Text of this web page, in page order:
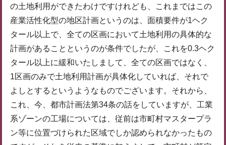
の土地利用ができたわけですけれども、これまではこの
産業活性化型の地区計画というのは、面積要件が1ヘク
タール以上で、全ての区画において土地利用の具体的な
計画があることというのが条件でしたが、これを0.3ヘク
タール以上に緩和いたしまして、全ての区画ではなく、
1区画のみで土地利用計画が具体化していれば、それで
よしとするというようなものでございます。それから、
これ、今、都市計画法第34条の話をしていますが、工業
系ゾーンの工場については、従前は市町村マスタープラ
ン等に位置づけられた区域でしか認められなかったもの